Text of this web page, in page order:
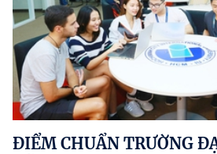
ĐIỂM CHUẨN TRƯỜNG